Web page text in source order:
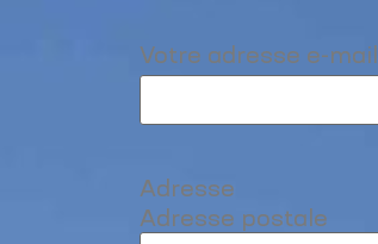
Votre adresse e-mail
Adresse
Adresse postale